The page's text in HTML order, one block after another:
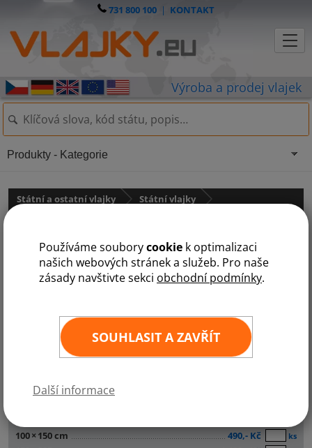
Používáme souborycookie k optimalizaci
našich webových stránek a služeb. Pro naše
zásady navštivte sekci obchodní podmínky.
SOUHLASIT A ZAVŘÍT
Další informace
731 800 100 | KONTAKT
Státní a ostatní vlajky
Státní vlajky
A B Č D E F I K L M N P R S T V
100×150 cm 490,- Kč ks
Produkty - Kategorie